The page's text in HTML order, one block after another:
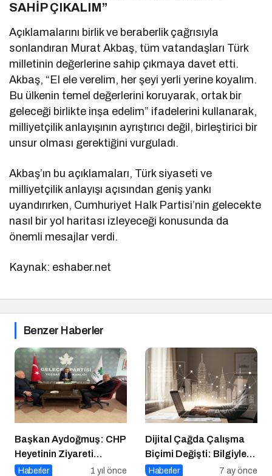
SAHİP ÇIKALIM”
Açıklamalarını birlik ve beraberlik çağrısıyla
sonlandıran Murat Akbaş, tüm vatandaşları Türk
milletinin değerlerine sahip çıkmaya davet etti.
Akbaş, “El ele verelim, her şeyi yerli yerine koyalım.
Bu ülkenin temel değerlerini koruyarak, ortak bir
geleceği birlikte inşa edelim” ifadelerini kullanarak,
milliyetçilik anlayışının ayrıştırıcı değil, birleştirici bir
unsur olması gerektiğini vurguladı.
Akbaş’ın bu açıklamaları, Türk siyaseti ve
milliyetçilik anlayışı açısından geniş yankı
uyandırırken, Cumhuriyet Halk Partisi’nin gelecekte
nasıl bir yol haritası izleyeceği konusunda da
önemli mesajlar verdi.
Kaynak: eshaber.net
Benzer Haberler
Başkan Aydoğmuş: CHP
Heyetinin Ziyareti
Memnuniyet Verici
Haberler 1 yıl önce
Dijital Çağda Çalışma
Biçimi Değişti: Bilgiyle
Para Kazananların Yeni
Haberler 7 ay önce